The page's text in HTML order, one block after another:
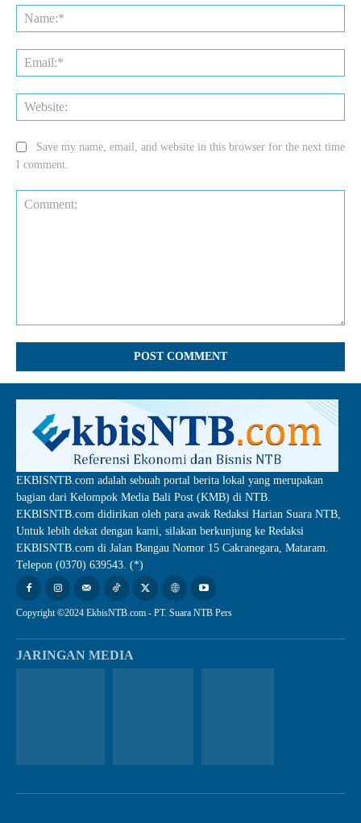
Save my name, email, and website in this browser for the next time
I comment.
EKBISNTB.com adalah sebuah portal berita lokal yang merupakan
bagian dari Kelompok Media Bali Post (KMB) di NTB.
EKBISNTB.com didirikan oleh para awak Redaksi Harian Suara NTB,
Untuk lebih dekat dengan kami, silakan berkunjung ke Redaksi
EKBISNTB.com di Jalan Bangau Nomor 15 Cakranegara, Mataram.
Telepon (0370) 639543. (*)
Copyright ©2024 EkbisNTB.com - PT. Suara NTB Pers
JARINGAN MEDIA